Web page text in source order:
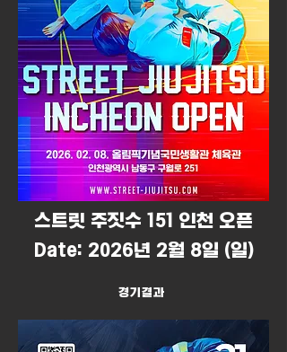
​스트릿 주짓수 151 인천 오픈
Date: 2026년 2월 8일 (일)
경기결과